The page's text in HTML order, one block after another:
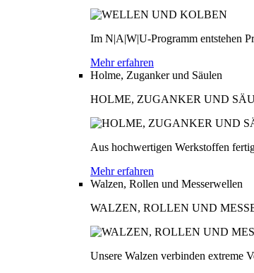
Im N|A|W|U-Programm entstehen
Mehr erfahren
Holme, Zuganker und Säulen
HOLME, ZUGANKER UND
Aus hochwertigen Werkstoffen
Mehr erfahren
Walzen, Rollen und Messerwellen
WALZEN, ROLLEN UND
Unsere Walzen verbinden extreme